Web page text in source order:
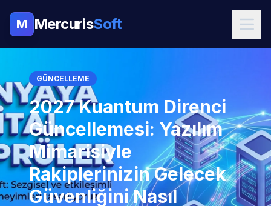
M MercurisSoft
GÜNCELLEME
2027 Kuantum Direnci
Güncellemesi: Yazılım
Mimarisiyle
Rakiplerinizin Gelecek
Güvenliğini Nasıl